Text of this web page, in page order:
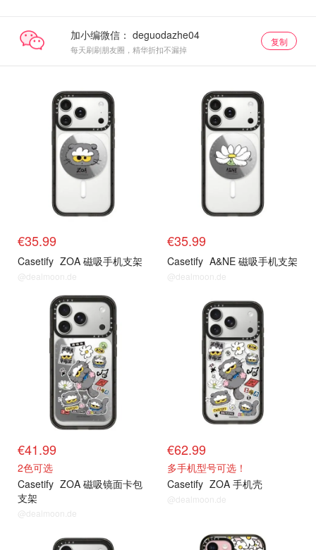
加小编微信：
每天刷刷朋友圈，精华折扣不漏掉
复制
€35.99
Casetify ZOA 磁吸手机支架
@dealmoon.de
€35.99
Casetify A&NE 磁吸手机支架
@dealmoon.de
抢货直达
€41.99
2色可选
Casetify ZOA 磁吸镜面卡包
支架
@dealmoon.de
€62.99
多手机型号可选！
Casetify ZOA 手机壳
@dealmoon.de
抢货直达